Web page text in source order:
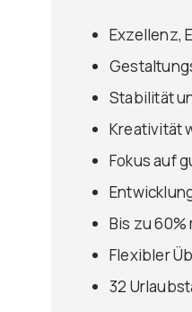
Exzellenz,
Stabilität
Kreativität
Fokus auf
Bis zu
Flexibler
32